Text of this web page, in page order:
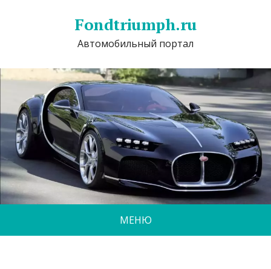
Fondtriumph.ru
Автомобильный портал
МЕНЮ